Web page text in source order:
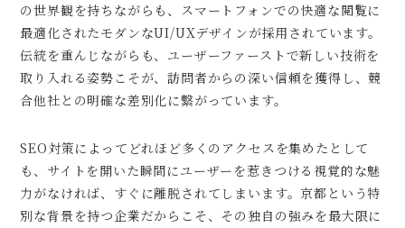
の世界観を持ちながらも、スマートフォンでの快適な閲覧に
最適化されたモダンなUI/UXデザインが採用されています。
伝統を重んじながらも、ユーザーファーストで新しい技術を
取り入れる姿勢こそが、訪問者からの深い信頼を獲得し、競
合他社との明確な差別化に繋がっています。
SEO対策によってどれほど多くのアクセスを集めたとして
も、サイトを開いた瞬間にユーザーを惹きつける視覚的な魅
力がなければ、すぐに離脱されてしまいます。京都という特
別な背景を持つ企業だからこそ、その独自の強みを最大限に